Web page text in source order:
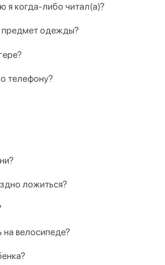
я когда-либо читал(а)?
предмет одежды?
телефону?
ложиться?
на велосипеде?